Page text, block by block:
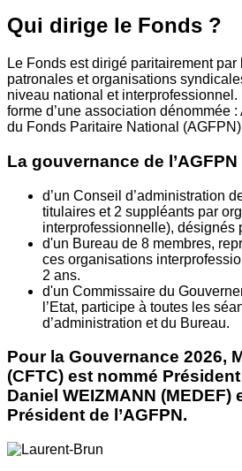
Qui dirige le Fonds ?
Le Fonds est dirigé paritairement
patronales et organisations
niveau national et interprofessionnel.
forme d’une association dénommée
du Fonds Paritaire National
La gouvernance de
d’un Conseil d’administration
titulaires et 2 suppléants par
interprofessionnelle), désignés
d'un Bureau de 8 membres,
ces organisations
2 ans.
d'un Commissaire du
l’Etat, participe à toutes les
d’administration et du Bureau.
Pour la Gouvernance 2026,
(CFTC) est nommé Président
Daniel WEIZMANN (MEDEF)
Président de l’AGFPN.